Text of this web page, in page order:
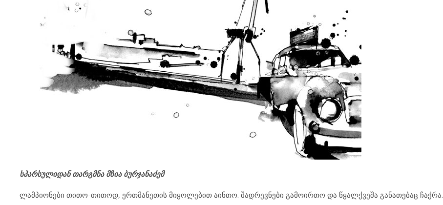
სპარსულიდან თარგმნა მზია ბურჯანაძემ
ლამპიონები თითო-თითოდ, ერთმანეთის მიყოლებით აინთო. შადრევნები გამოირთო და წყალქვეშა განათებაც ჩაქრა.